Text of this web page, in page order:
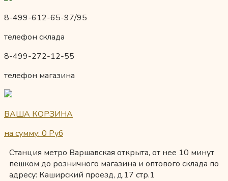
8-499-612-65-97/95
телефон склада
8-499-272-12-55
телефон магазина
ВАША КОРЗИНА
на сумму: 0 Руб
Станция метро Варшавская открыта, от нее 10 минут
пешком до розничного магазина и оптового склада по
адресу: Каширский проезд, д.17 стр.1